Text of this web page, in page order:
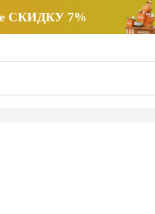
СКИДКУ 7%